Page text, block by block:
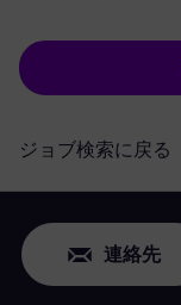
ジョブ検索に戻る
連絡先